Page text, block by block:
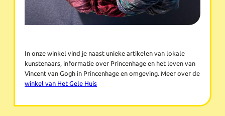
In onze winkel vind je naast unieke artikelen van lokale
kunstenaars, informatie over Princenhage en het leven van
Vincent van Gogh in Princenhage en omgeving. Meer over de
winkel van Het Gele Huis